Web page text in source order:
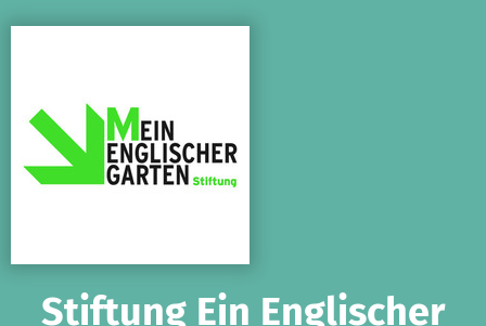
Stiftung Ein Englischer